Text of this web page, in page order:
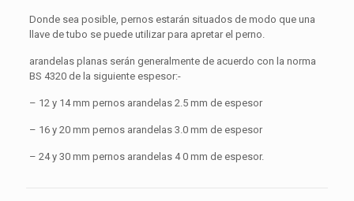
Donde sea posible, pernos estarán situados de modo que una
llave de tubo se puede utilizar para apretar el perno.
arandelas planas serán generalmente de acuerdo con la norma
BS 4320 de la siguiente espesor:-
– 12 y 14 mm pernos arandelas 2.5 mm de espesor
– 16 y 20 mm pernos arandelas 3.0 mm de espesor
– 24 y 30 mm pernos arandelas 4 0 mm de espesor.